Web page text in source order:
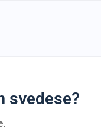
svedese?
.